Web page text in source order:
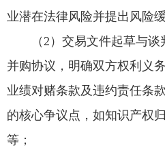
业潜在法律风险并提出风险
（2）交易文件起草与
并购协议，明确双方权利义
业绩对赌条款及违约责任条
的核心争议点，如知识产权
等；